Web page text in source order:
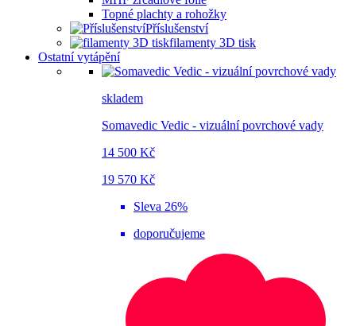
Topné plachty a rohožky
Příslušenství
filamenty 3D tisk
Ostatní vytápění
skladem
Somavedic Vedic - vizuální povrchové vady
14 500 Kč
19 570 Kč
Sleva 26%
doporučujeme